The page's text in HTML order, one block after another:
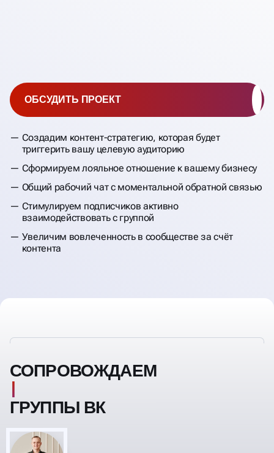
Создадим контент-стратегию, которая будет
триггерить вашу целевую аудиторию
Сформируем лояльное отношение к вашему бизнесу
Общий рабочий чат с моментальной обратной связью
Стимулируем подписчиков активно
взаимодействовать с группой
Увеличим вовлеченность в сообществе за счёт
контента
ОБСУДИТЬ ПРОЕКТ
СОПРОВОЖДАЕМ
ГРУППЫ ВК